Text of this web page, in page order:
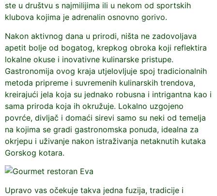
ste u društvu s najmilijima ili u nekom od sportskih
klubova kojima je adrenalin osnovno gorivo.
Nakon aktivnog dana u prirodi, ništa ne zadovoljava
apetit bolje od bogatog, krepkog obroka koji reflektira
lokalne okuse i inovativne kulinarske pristupe.
Gastronomija ovog kraja utjelovljuje spoj tradicionalnih
metoda pripreme i suvremenih kulinarskih trendova,
kreirajući jela koja su jednako robusna i intrigantna kao i
sama priroda koja ih okružuje. Lokalno uzgojeno
povrće, divljač i domaći sirevi samo su neki od temelja
na kojima se gradi gastronomska ponuda, idealna za
okrjepu i uživanje nakon istraživanja netaknutih kutaka
Gorskog kotara.
Upravo vas očekuje takva jedna fuzija, tradicije i